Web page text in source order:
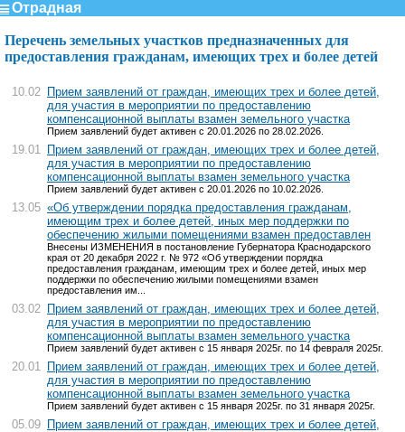
Отрадная
Перечень земельных участков предназначенных для
предоставления гражданам, имеющих трех и более детей
10.02 Прием заявлений от граждан, имеющих трех и более детей,
для участия в мероприятии по предоставлению
компенсационной выплаты взамен земельного участка
Прием заявлений будет активен с 20.01.2026 по 28.02.2026.
19.01
Прием заявлений от граждан, имеющих трех и более детей,
для участия в мероприятии по предоставлению
компенсационной выплаты взамен земельного участка
Прием заявлений будет активен с 20.01.2026 по 10.02.2026.
13.05 «Об утверждении порядка предоставления гражданам,
имеющим трех и более детей, иных мер поддержки по
обеспечению жилыми помещениями взамен предоставлен
Внесены ИЗМЕНЕНИЯ в постановление Губернатора Краснодарского
края от 20 декабря 2022 г. № 972 «Об утверждении порядка
предоставления гражданам, имеющим трех и более детей, иных мер
поддержки по обеспечению жилыми помещениями взамен
предоставления им...
03.02 Прием заявлений от граждан, имеющих трех и более детей,
для участия в мероприятии по предоставлению
компенсационной выплаты взамен земельного участка
Прием заявлений будет активен с 15 января 2025г. по 14 февраля 2025г.
20.01
Прием заявлений от граждан, имеющих трех и более детей,
для участия в мероприятии по предоставлению
компенсационной выплаты взамен земельного участка
Прием заявлений будет активен с 15 января 2025г. по 31 января 2025г.
05.09 Прием заявлений от граждан, имеющих трех и более детей,